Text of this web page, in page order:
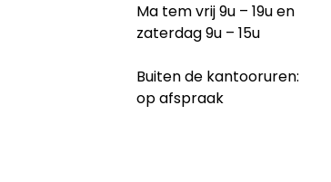
Ma tem vrij 9u – 19u en
zaterdag 9u – 15u
Buiten de kantooruren:
op afspraak